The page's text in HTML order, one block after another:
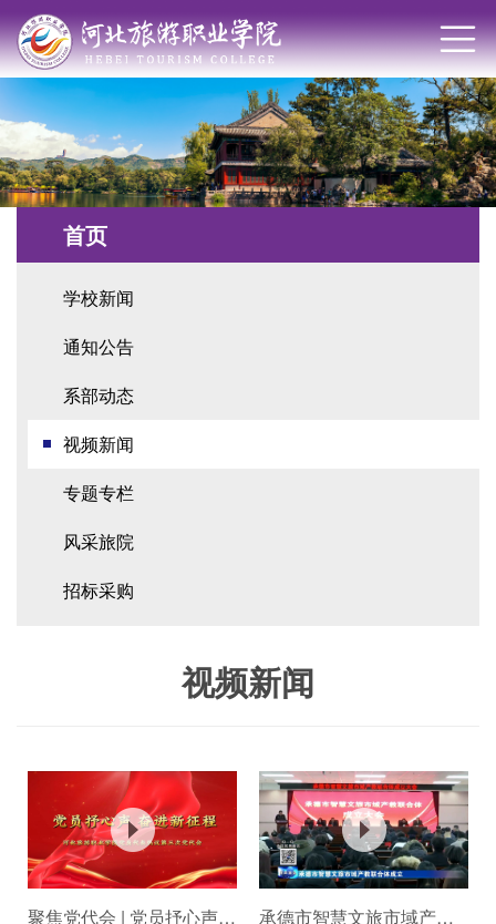
首页
学校新闻
通知公告
系部动态
视频新闻
专题专栏
风采旅院
招标采购
视频新闻
聚焦党代会 | 党员抒心声，奋进... 承德市智慧文旅市域产教联合体成立